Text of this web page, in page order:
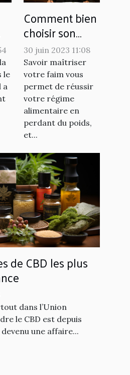
le
a
Comment bien
choisir son
coupe faim ?
30 juin 2023 11:08
Savoir maîtriser
votre faim vous
permet de réussir
votre régime
alimentaire en
perdant du poids,
et...
de CBD les plus
dans l’Union
le CBD est depuis
une affaire...